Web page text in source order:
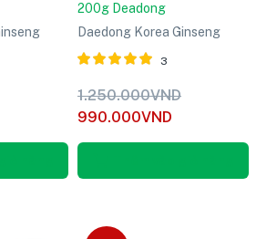
200g Deadong
Daedong Korea Ginseng
Được xếp
hạng
5.00
5
sao
3
1.250.000VND
990.000VND